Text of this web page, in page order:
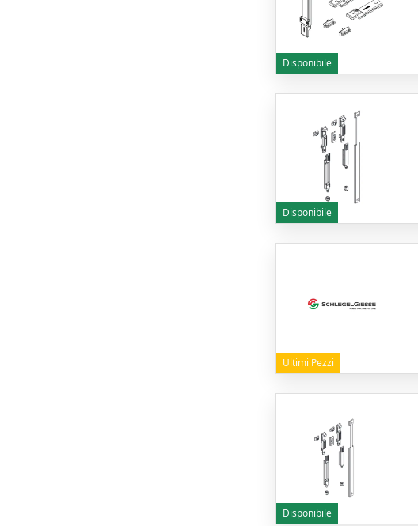
Disponibile
Disponibile
Ultimi Pezzi
Disponibile